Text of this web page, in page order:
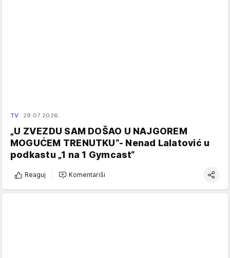
TV 29.07.2026.
„U ZVEZDU SAM DOŠAO U NAJGOREM
MOGUĆEM TRENUTKU“- Nenad Lalatović u
podkastu „1 na 1 Gymcast“
Reaguj Komentariši